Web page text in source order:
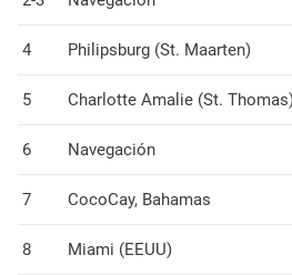
4 Philipsburg (St. Maarten)
5 Charlotte Amalie (St.
6 Navegación
7 CocoCay, Bahamas
8 Miami (EEUU)